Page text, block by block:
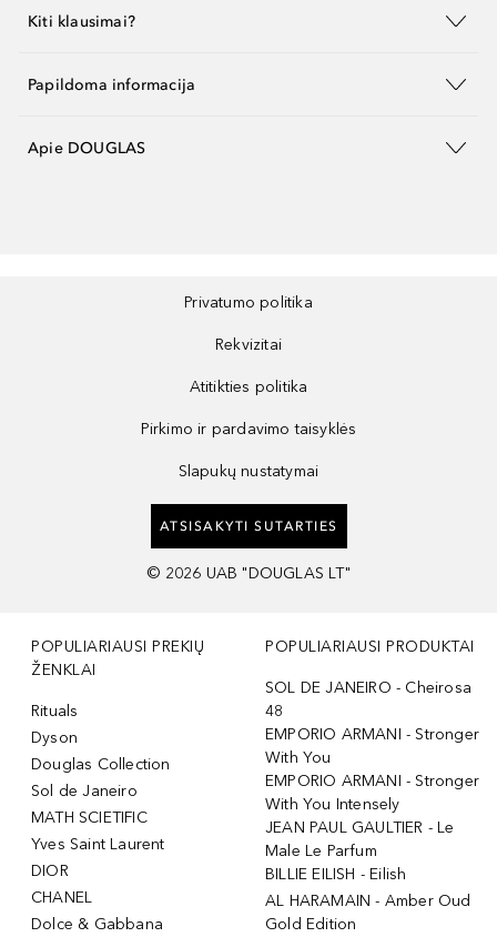
Kiti klausimai?
Papildoma informacija
Apie DOUGLAS
Privatumo politika
Rekvizitai
Atitikties politika
Pirkimo ir pardavimo taisyklės
Slapukų nustatymai
ATSISAKYTI SUTARTIES
© 2026 UAB "DOUGLAS LT"
POPULIARIAUSI PREKIŲ
ŽENKLAI
Rituals
Dyson
Douglas Collection
Sol de Janeiro
MATH SCIETIFIC
Yves Saint Laurent
DIOR
CHANEL
Dolce & Gabbana
POPULIARIAUSI PRODUKTAI
SOL DE JANEIRO - Cheirosa
48
EMPORIO ARMANI - Stronger
With You
EMPORIO ARMANI - Stronger
With You Intensely
JEAN PAUL GAULTIER - Le
Male Le Parfum
BILLIE EILISH - Eilish
AL HARAMAIN - Amber Oud
Gold Edition